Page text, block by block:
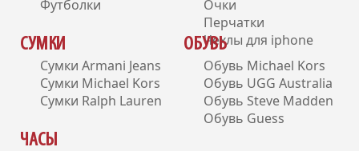
Футболки
Очки
Перчатки
Чехлы для iphone
СУМКИ
Сумки Armani Jeans
Сумки Michael Kors
Сумки Ralph Lauren
ОБУВЬ
Обувь Michael Kors
Обувь UGG Australia
Обувь Steve Madden
Обувь Guess
ЧАСЫ